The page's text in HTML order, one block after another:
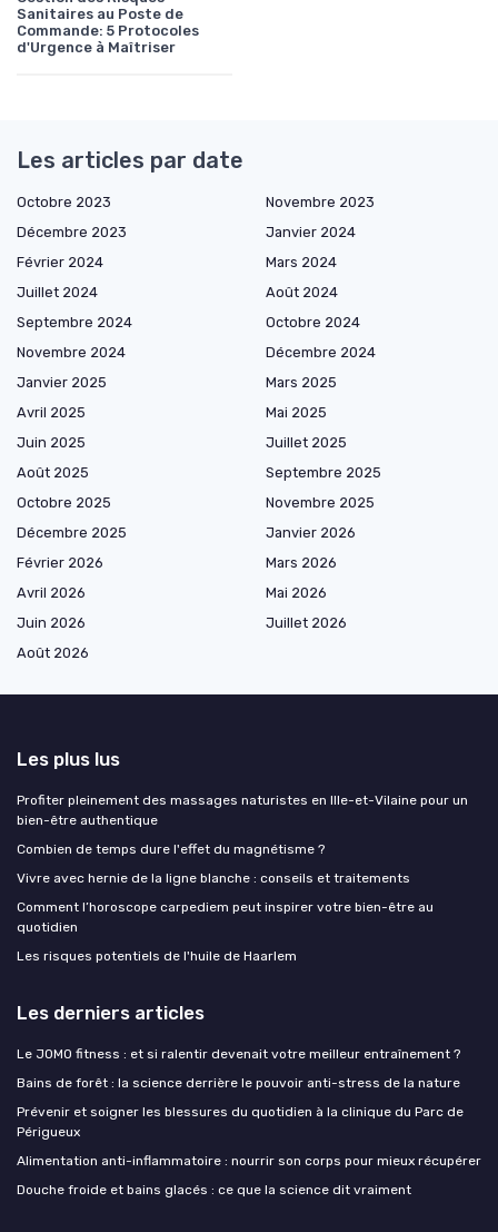
Sanitaires au Poste de
Commande: 5 Protocoles
d'Urgence à Maîtriser
Les articles par date
Octobre 2023
Novembre 2023
Décembre 2023
Janvier 2024
Février 2024
Mars 2024
Juillet 2024
Août 2024
Septembre 2024
Octobre 2024
Novembre 2024
Décembre 2024
Janvier 2025
Mars 2025
Avril 2025
Mai 2025
Juin 2025
Juillet 2025
Août 2025
Septembre 2025
Octobre 2025
Novembre 2025
Décembre 2025
Janvier 2026
Février 2026
Mars 2026
Avril 2026
Mai 2026
Juin 2026
Juillet 2026
Août 2026
Les plus lus
Profiter pleinement des massages naturistes en Ille-et-Vilaine pour un
bien-être authentique
Combien de temps dure l'effet du magnétisme ?
Vivre avec hernie de la ligne blanche : conseils et traitements
Comment l’horoscope carpediem peut inspirer votre bien-être au
quotidien
Les risques potentiels de l'huile de Haarlem
Les derniers articles
Le JOMO fitness : et si ralentir devenait votre meilleur entraînement ?
Bains de forêt : la science derrière le pouvoir anti-stress de la nature
Prévenir et soigner les blessures du quotidien à la clinique du Parc de
Périgueux
Alimentation anti-inflammatoire : nourrir son corps pour mieux récupérer
Douche froide et bains glacés : ce que la science dit vraiment